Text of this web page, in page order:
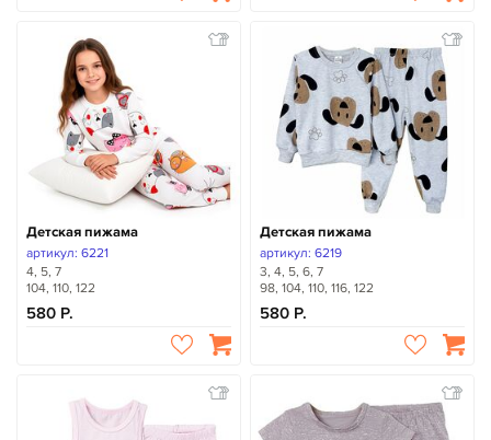
Детская пижама
артикул: 6221
4, 5, 7
104, 110, 122
580
Детская пижама
артикул: 6219
3, 4, 5, 6, 7
98, 104, 110, 116, 122
580